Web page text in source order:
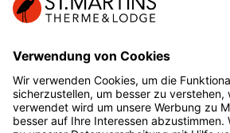
Kontakt
Impressum
DER SPUR FOLGEN
Geschenkkarte
Tab Führt auf eine externe Seite
Facebook Öffnet sich in